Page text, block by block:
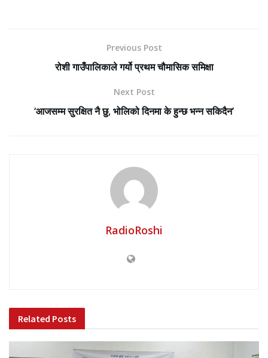
Previous Post
रोशी गाउँपालिकाले गर्यो प्रथम चौमासिक समिक्षा
Next Post
‘आजसम्म सुरक्षित नै छु, भोलिको दिनमा के हुन्छ भन्न सकिदैन’
RadioRoshi
Related Posts